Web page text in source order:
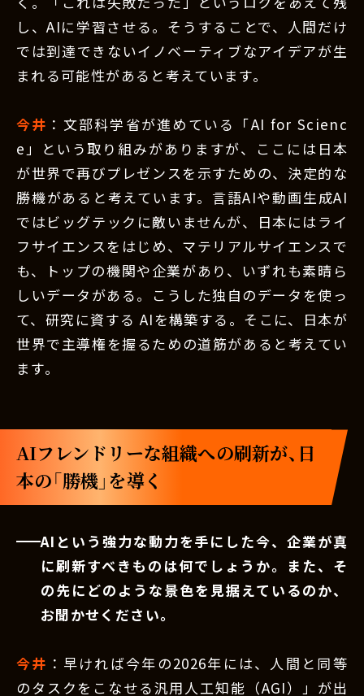
し、AIに学習させる。そうすることで、人間だけ
では到達できないイノベーティブなアイデアが生
まれる可能性があると考えています。
今井 ：文部科学省が進めている「AI for Scienc
e」という取り組みがありますが、ここには日本
が世界で再びプレゼンスを示すための、決定的な
勝機があると考えています。言語AIや動画生成AI
ではビッグテックに敵いませんが、日本にはライ
フサイエンスをはじめ、マテリアルサイエンスで
も、トップの機関や企業があり、いずれも素晴ら
しいデータがある。こうした独自のデータを使っ
て、研究に資する AIを構築する。そこに、日本が
世界で主導権を握るための道筋があると考えてい
ます。
AIフレンドリーな組織への刷新が、日
本の「勝機」を導く
AIという強力な動力を手にした今、企業が真
に刷新すべきものは何でしょうか。また、そ
の先にどのような景色を見据えているのか、
お聞かせください。
今井 ：早ければ今年の2026年には、人間と同等
のタスクをこなせる汎用人工知能（AGI）」が出